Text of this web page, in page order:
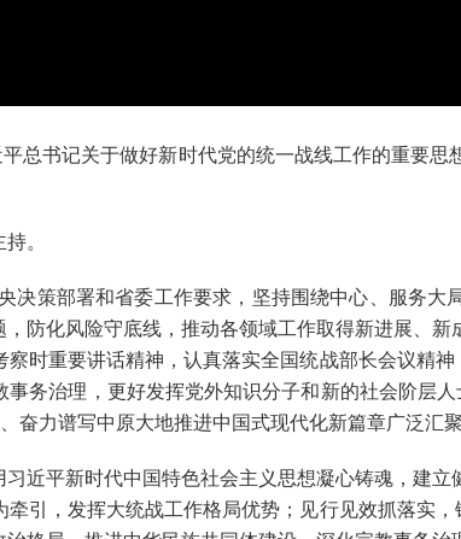
书记关于做好新时代党的统一战线工作的重要思
。
策部署和省委工作要求，坚持围绕中心、服务大
防化风险守底线，推动各领域工作取得新进展、
时重要讲话精神，认真落实全国统战部长会议精
务治理，更好发挥党外知识分子和新的社会阶层
奋力谱写中原大地推进中国式现代化新篇章广泛汇
平新时代中国特色社会主义思想凝心铸魂，建立
引，发挥大统战工作格局优势；见行见效抓落实